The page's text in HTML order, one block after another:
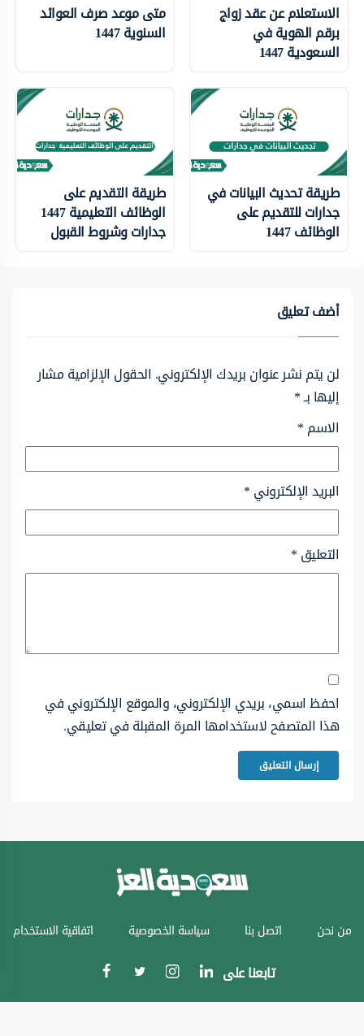
الاستعلام عن عقد زواج
برقم الهوية في
السعودية 1447
متى موعد صرف العوائد
السنوية 1447
طريقة تحديث البيانات في
جدارات للتقديم على
الوظائف 1447
طريقة التقديم على
الوظائف التعليمية 1447
جدارات وشروط القبول
أضف تعليق
لن يتم نشر عنوان بريدك الإلكتروني. الحقول الإلزامية مشار
إليها بـ*
الاسم*
البريد الإلكتروني*
التعليق*
احفظ اسمي، بريدي الإلكتروني، والموقع الإلكتروني في
هذا المتصفح لاستخدامها المرة المقبلة في تعليقي.
من نحن اتصل بنا سياسة الخصوصية اتفاقية الاستخدام
تابعنا على